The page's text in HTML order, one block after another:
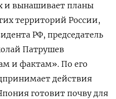
и вынашивает планы
территорий России,
РФ, председатель
Патрушев
и фактам». По его
действия
готовит почву для